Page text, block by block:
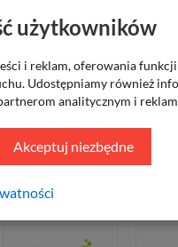
technicznych umiejętności
Soczewka w okularach
odpornego na uderzenia
wzrok przed
Sposób płatności
użytkowników
i reklam, oferowania
Udostępniamy również
analitycznym i
Akceptuj niezbędne